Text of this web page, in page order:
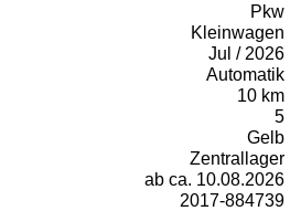
Pkw
Kleinwagen
Jul / 2026
Automatik
10 km
5
Gelb
Zentrallager
ab ca. 10.08.2026
2017-884739